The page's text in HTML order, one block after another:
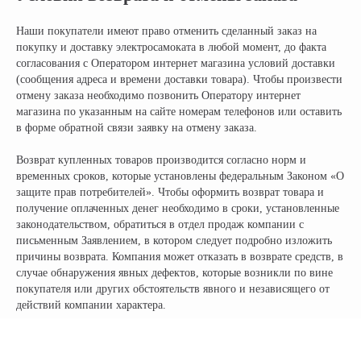
Наши покупатели имеют право отменить сделанный заказ на
покупку и доставку электросамоката в любой момент, до факта
согласования с Оператором интернет магазина условий доставки
(сообщения адреса и времени доставки товара). Чтобы произвести
отмену заказа необходимо позвонить Оператору интернет
магазина по указанным на сайте номерам телефонов или оставить
в форме обратной связи заявку на отмену заказа.
Возврат купленных товаров производится согласно норм и
временных сроков, которые установлены федеральным Законом «О
защите прав потребителей». Чтобы оформить возврат товара и
получение оплаченных денег необходимо в сроки, установленные
законодательством, обратиться в отдел продаж компании с
письменным Заявлением, в котором следует подробно изложить
причины возврата. Компания может отказать в возврате средств, в
случае обнаружения явных дефектов, которые возникли по вине
покупателя или других обстоятельств явного и независящего от
действий компании характера.
+ 7 (495) 320-95-25
по всей России
info@citycoco-russia.com
Записаться на тест-драйв
Получить консультацию
НАШИ САЛОНЫ: